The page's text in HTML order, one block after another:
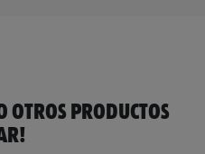
OTROS PRODUCTOS